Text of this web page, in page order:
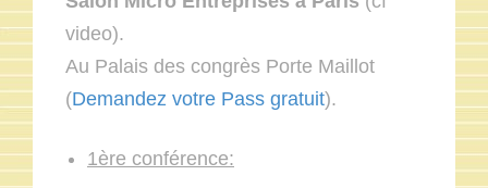
video).
Au Palais des congrès Porte Maillot
(Demandez votre Pass gratuit).
1ère conférence: